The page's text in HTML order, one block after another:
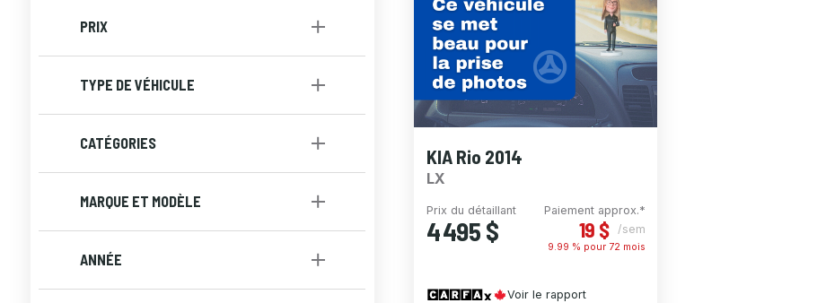
PRIX
TYPE DE VÉHICULE
CATÉGORIES
MARQUE ET MODÈLE
ANNÉE
KIA Rio 2014
LX
Prix du détaillant
4 495 $
Paiement approx.*
19 $ /sem
9.99 % pour 72 mois
Voir le rapport